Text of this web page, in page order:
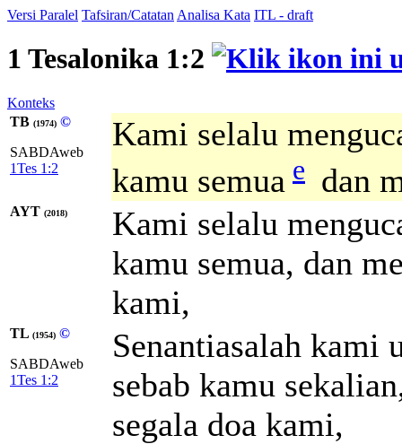
Versi Paralel Tafsiran/Catatan Analisa Kata ITL - draft
1 Tesalonika 1:2
Konteks
TB (1974) ©
SABDAweb
1Tes 1:2
Kami selalu
kamu semua e dan
AYT (2018)
Kami selalu
kamu semua, dan
kami,
TL (1954) ©
SABDAweb
1Tes 1:2
Senantiasalah kami
sebab kamu
segala doa kami,